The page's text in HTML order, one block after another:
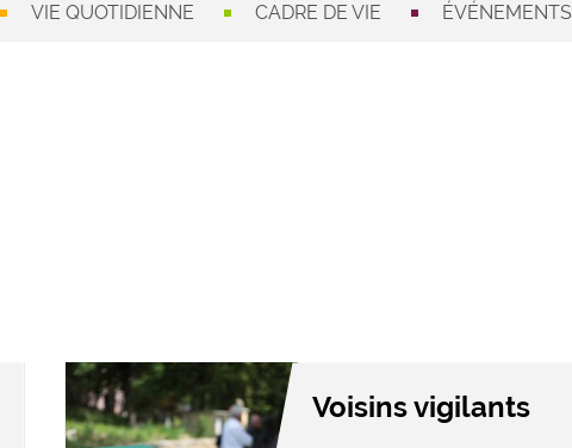
VIE QUOTIDIENNE CADRE DE VIE ÉVÉNEMENTS
Voisins vigilants